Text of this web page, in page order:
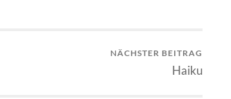
NÄCHSTER BEITRAG
Haiku